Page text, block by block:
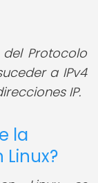
Protocolo
a IPv4
IP.
la